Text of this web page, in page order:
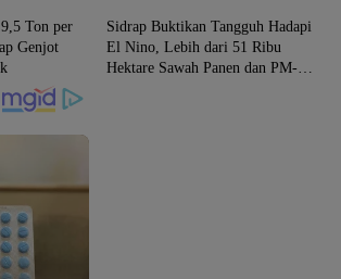
Ton per
Genjot
Sidrap Buktikan Tangguh Hadapi
El Nino, Lebih dari 51 Ribu
Hektare Sawah Panen dan PM-